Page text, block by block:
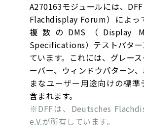
A270163モジュールには、
Flachdisplay Forum）によっ
複数のDMS（Display
Specifications）テストパタ
ています。これには、グレー
ーバー、ウィンドウパターン
まなユーザー用途向けの標準
含まれます。
※DFFは、Deutsches
e.V.が所有しています。